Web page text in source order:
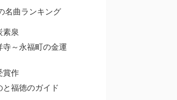
名曲ランキング
素泉
寺～永福町の金運
賞作
と福徳のガイド